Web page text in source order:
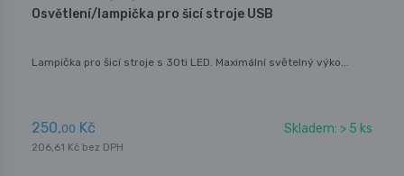
Osvětlení/lampička pro šicí stroje USB
Lampička pro šicí stroje s 30ti LED. Maximální světelný výko...
250,00 Kč Skladem: > 5 ks
206,61 Kč bez DPH